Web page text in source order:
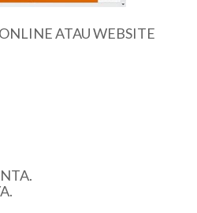
ATAU WEBSITE